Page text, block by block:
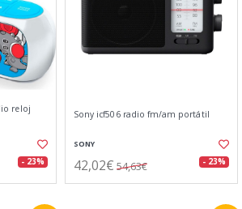
reloj
- 23%
Sony icf506 radio fm/am portátil
SONY
42,02€ 54,63€ - 23%